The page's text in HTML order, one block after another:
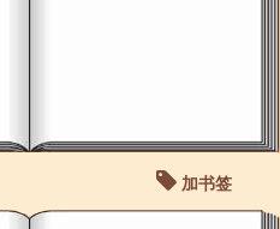
加书签